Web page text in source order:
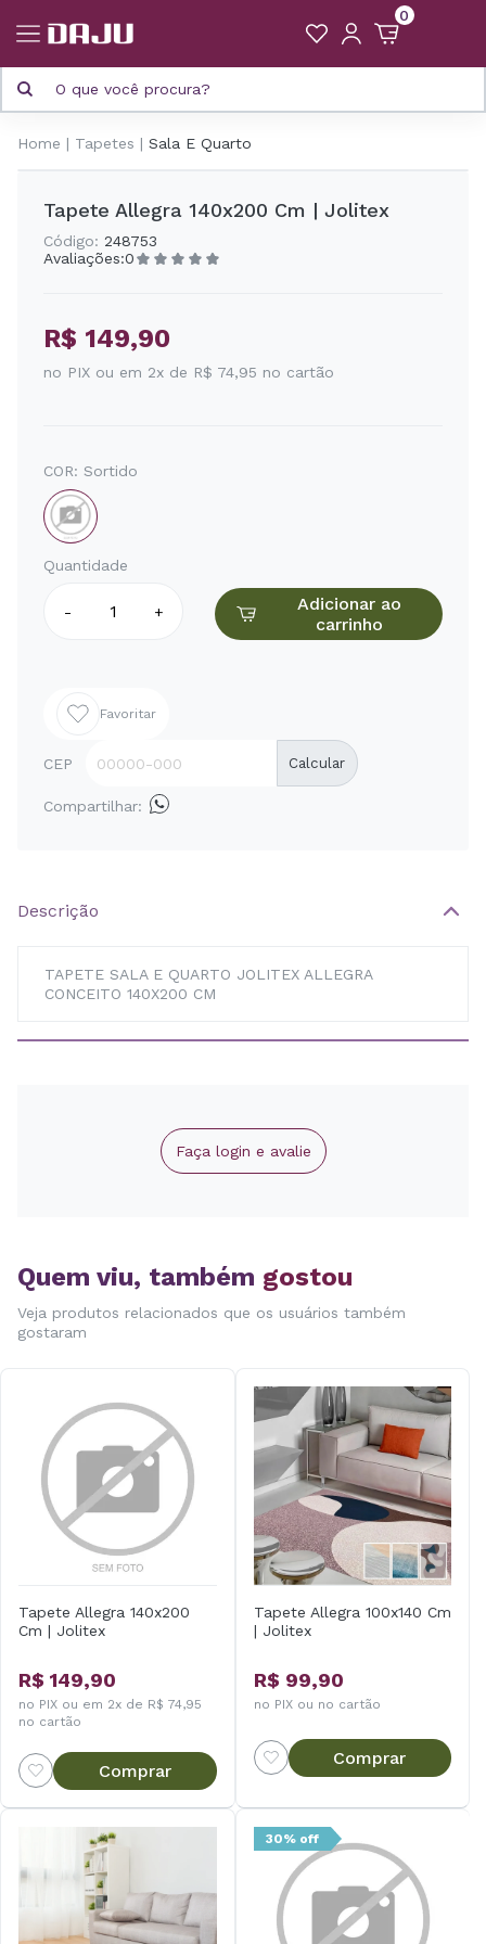
0
Home Tapetes Sala E Quarto
Tapete Allegra 140x200 Cm | Jolitex
Código: 248753
Avaliações:0
R$ 149,90
no PIX ou em 2x de R$ 74,95 no cartão
COR: Sortido
Quantidade
- +
Adicionar ao
carrinho
Favoritar
CEP Calcular
Compartilhar:
Descrição
TAPETE SALA E QUARTO JOLITEX ALLEGRA
CONCEITO 140X200 CM
Faça login e avalie
Quem viu, também gostou
Veja produtos relacionados que os usuários também
gostaram
Tapete Allegra 140x200
Cm | Jolitex
R$ 149,90
no PIX ou em 2x de R$ 74,95
no cartão
Comprar
Tapete Allegra 100x140 Cm
| Jolitex
R$ 99,90
no PIX ou no cartão
Comprar
30% off